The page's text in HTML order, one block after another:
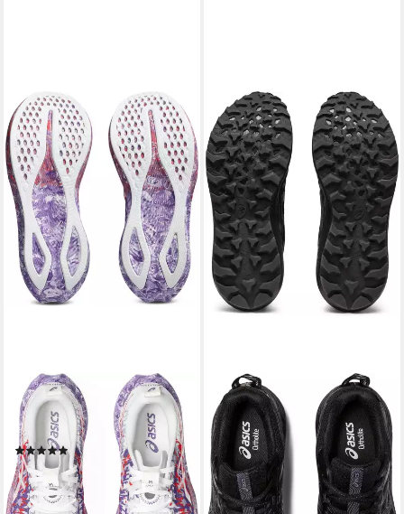
ASICS
NOOSA TRI 16
WHITE/BLACK Laufschuh
(2)
119,99 € UVP 149,99 €
-20%
lieferbar - in 5-6 Werktagen bei dir
ASICS
GEL-SONOMA 7 GTX
BLACK/CARRIER GREY
Laufschuh
ab 95,99 €
119,99 €
-20%